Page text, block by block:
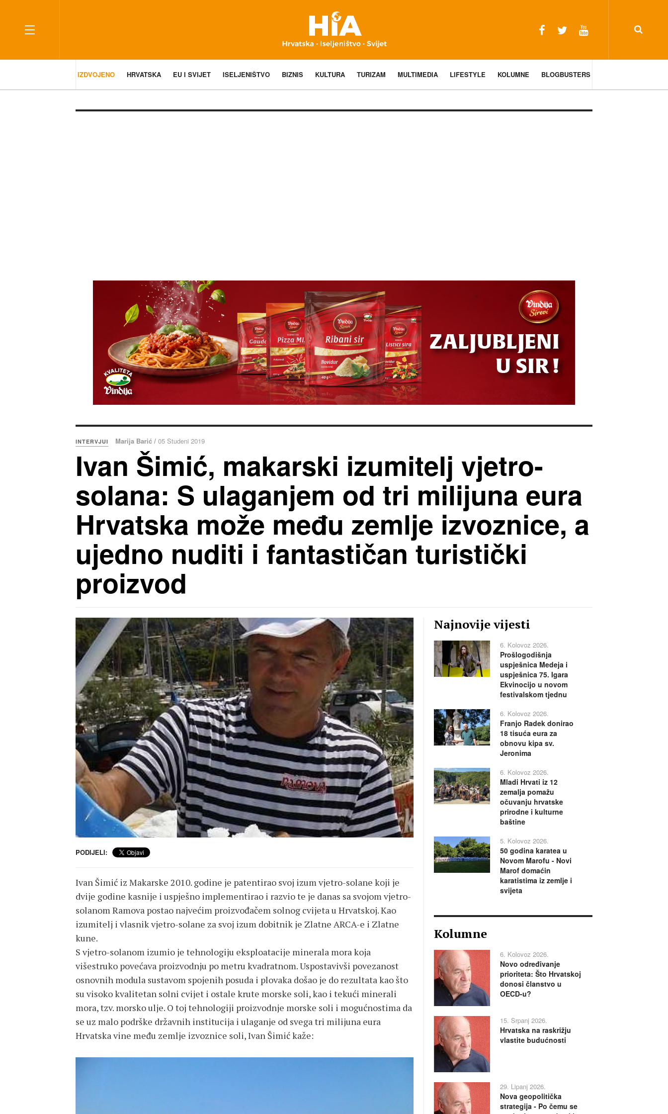
IZDVOJENO HRVATSKA EU I SVIJET ISELJENIŠTVO BIZNIS KULTURA TURIZAM MULTIMEDIA LIFESTYLE KOLUMNE BLOGBUSTERS
INTERVJUI Marija Barić / 05 Studeni 2019
Ivan Šimić, makarski izumitelj vjetro-
solana: S ulaganjem od tri milijuna eura
Hrvatska može među zemlje izvoznice, a
ujedno nuditi i fantastičan turistički
proizvod
PODIJELI:
Ivan Šimić iz Makarske 2010. godine je patentirao svoj izum vjetro-solane koji je
dvije godine kasnije i uspješno implementirao i razvio te je danas sa svojom vjetro-
solanom Ramova postao najvećim proizvođačem solnog cvijeta u Hrvatskoj. Kao
izumitelj i vlasnik vjetro-solane za svoj izum dobitnik je Zlatne ARCA-e i Zlatne
kune.
S vjetro-solanom izumio je tehnologiju eksploatacije minerala mora koja
višestruko povećava proizvodnju po metru kvadratnom. Uspostavivši povezanost
osnovnih modula sustavom spojenih posuda i plovaka došao je do rezultata kao što
su visoko kvalitetan solni cvijet i ostale krute morske soli, kao i tekući minerali
mora, tzv. morsko ulje. O toj tehnologiji proizvodnje morske soli i mogućnostima da
se uz malo podrške državnih institucija i ulaganje od svega tri milijuna eura
Hrvatska vine među zemlje izvoznice soli, Ivan Šimić kaže:
Najnovije vijesti
6. Kolovoz 2026.
Prošlogodišnja
uspješnica Medeja i
uspješnica 75. Igara
Ekvinocijo u novom
festivalskom tjednu
6. Kolovoz 2026.
Franjo Radek donirao
18 tisuća eura za
obnovu kipa sv.
Jeronima
6. Kolovoz 2026.
Mladi Hrvati iz 12
zemalja pomažu
očuvanju hrvatske
prirodne i kulturne
baštine
5. Kolovoz 2026.
50 godina karatea u
Novom Marofu - Novi
Marof domaćin
karatistima iz zemlje i
svijeta
Kolumne
6. Kolovoz 2026.
Novo određivanje
prioriteta: Što Hrvatskoj
donosi članstvo u
OECD-u?
15. Srpanj 2026.
Hrvatska na raskrižju
vlastite budućnosti
29. Lipanj 2026.
Nova geopolitička
strategija - Po čemu se